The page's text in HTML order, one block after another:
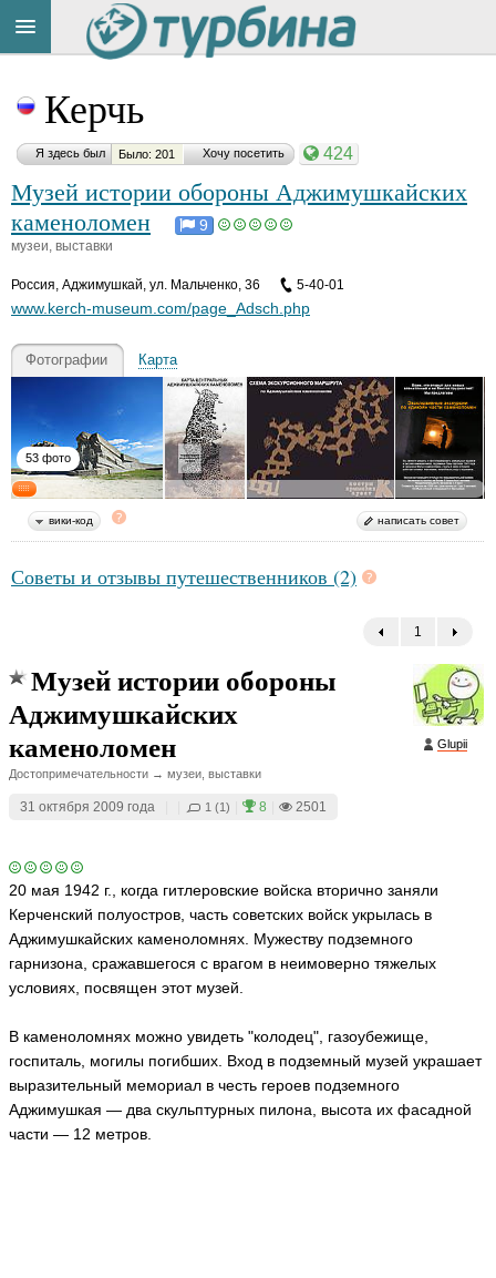
Керчь
Я здесь был Было: 201 Хочу посетить 424
Музей истории обороны Аджимушкайских
каменоломен
9
музеи, выставки
Россия, Аджимушкай, ул. Мальченко, 36 5-40-01
www.kerch-museum.com/page_Adsch.php
Фотографии Карта
53 фото
вики-код написать совет
Советы и отзывы путешественников (2)
1
Glupii
Музей истории обороны
Аджимушкайских
каменоломен
Достопримечательности → музеи, выставки
31 октября 2009 года 1 (1) 8 2501
20 мая 1942 г., когда гитлеровские войска вторично заняли
Керченский полуостров, часть советских войск укрылась в
Аджимушкайских каменоломнях. Мужеству подземного
гарнизона, сражавшегося с врагом в неимоверно тяжелых
условиях, посвящен этот музей.
В каменоломнях можно увидеть "колодец", газоубежище,
госпиталь, могилы погибших. Вход в подземный музей украшает
выразительный мемориал в честь героев подземного
Аджимушкая — два скульптурных пилона, высота их фасадной
части — 12 метров.
на
сайте: